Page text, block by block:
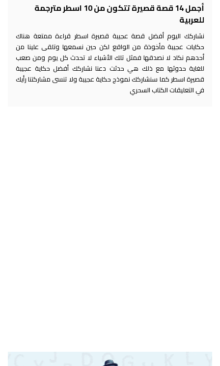
أجمل 14 قصة قصيرة تتكون من 10 اسطر مترجمة
للعربية
نشاركك اليوم أفضل قصة عجيبة قصيرة اسطر قراءة ممتعة هناك
حكايات عجيبة مأخوذة من الواقع لكن حين نسمعها وتلقى علينا من
أحدهم نكاد لا نصدقها فمثل تلك الأشياء لا تحدث كل يوم ومن صعب
للغاية حدوثها مع ذلك هي حدثت دعنا نشاركك أفضل حكاية عجيبة
قصيرة اسطر كما سنشاركك نموذج حكاية عجيبة ولا تنسى مشاركتنا رأيك
في التعليقات الكتاب السحري